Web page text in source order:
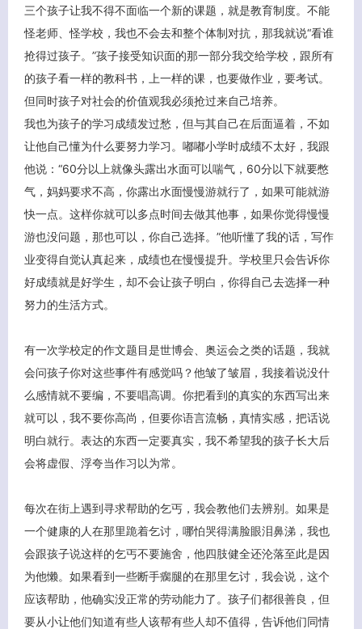
三个孩子让我不得不面临一个新的课题，就是教育制度。不能
怪老师、怪学校，我也不会去和整个体制对抗，那我就说“看谁
抢得过孩子。”孩子接受知识面的那一部分我交给学校，跟所有
的孩子看一样的教科书，上一样的课，也要做作业，要考试。
但同时孩子对社会的价值观我必须抢过来自己培养。
我也为孩子的学习成绩发过愁，但与其自己在后面逼着，不如
让他自己懂为什么要努力学习。嘟嘟小学时成绩不太好，我跟
他说：“60分以上就像头露出水面可以喘气，60分以下就要憋
气，妈妈要求不高，你露出水面慢慢游就行了，如果可能就游
快一点。这样你就可以多点时间去做其他事，如果你觉得慢慢
游也没问题，那也可以，你自己选择。”他听懂了我的话，写作
业变得自觉认真起来，成绩也在慢慢提升。学校里只会告诉你
好成绩就是好学生，却不会让孩子明白，你得自己去选择一种
努力的生活方式。
有一次学校定的作文题目是世博会、奥运会之类的话题，我就
会问孩子你对这些事件有感觉吗？他皱了皱眉，我接着说没什
么感情就不要编，不要唱高调。你把看到的真实的东西写出来
就可以，我不要你高尚，但要你语言流畅，真情实感，把话说
明白就行。表达的东西一定要真实，我不希望我的孩子长大后
会将虚假、浮夸当作习以为常。
每次在街上遇到寻求帮助的乞丐，我会教他们去辨别。如果是
一个健康的人在那里跪着乞讨，哪怕哭得满脸眼泪鼻涕，我也
会跟孩子说这样的乞丐不要施舍，他四肢健全还沦落至此是因
为他懒。如果看到一些断手瘸腿的在那里乞讨，我会说，这个
应该帮助，他确实没正常的劳动能力了。孩子们都很善良，但
要从小让他们知道有些人该帮有些人却不值得，告诉他们同情
客服小美